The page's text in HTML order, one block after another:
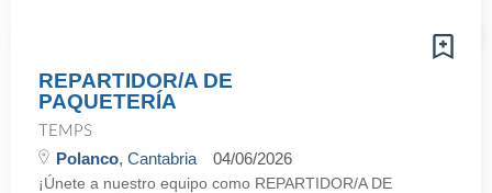
REPARTIDOR/A DE
PAQUETERÍA
TEMPS
Polanco, Cantabria 04/06/2026
¡Únete a nuestro equipo como REPARTIDOR/A DE